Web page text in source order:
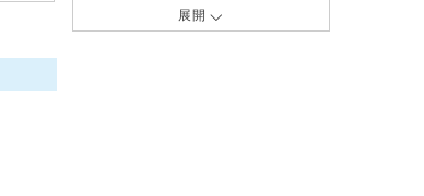
SanDisk 1TB CZ48
展開